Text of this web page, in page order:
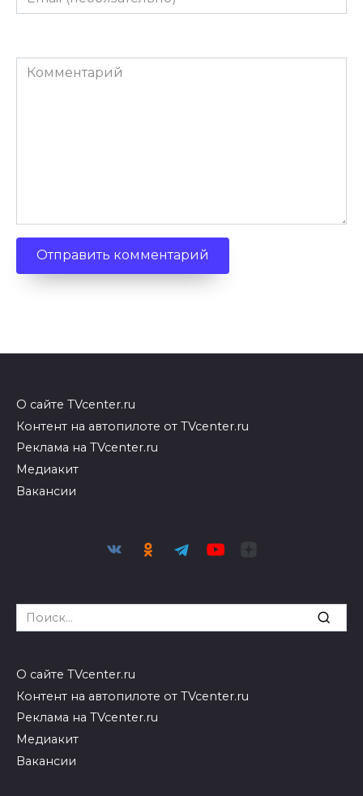
(необязательно)
Комментарий
О сайте TVcenter.ru
Контент на автопилоте от TVcenter.ru
Реклама на TVcenter.ru
Медиакит
Вакансии
Search
for:
О сайте TVcenter.ru
Контент на автопилоте от TVcenter.ru
Реклама на TVcenter.ru
Медиакит
Вакансии